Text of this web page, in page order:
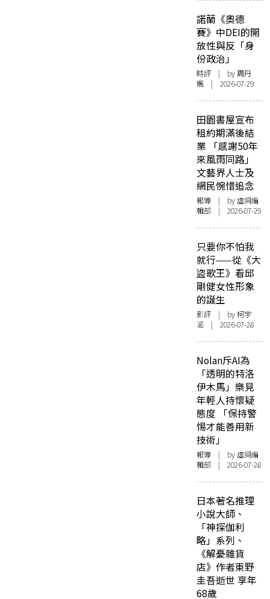
諾蘭《奧德
賽》中DEI的開
放性與反「身
份政治」
時評 | by周丹
楓 | 2026-07-29
田園書屋宣布
租約期滿後結
業 「感謝50年
來風雨同路」
文藝界人士及
網民惋惜追念
報導 | by 虛詞編
輯部 | 2026-07-29
只要你不怕我
就行——從《大
盜歌王》看邱
剛健女性形象
的誕生
影評 | by 柯宇
涵 | 2026-07-28
Nolan斥AI為
「透明的特洛
伊木馬」樂見
年輕人持懷疑
態度 「保持警
惕才能善用新
技術」
報導 | by 虛詞編
輯部 | 2026-07-28
日本著名推理
小說大師、
「神探伽利
略」系列、
《解憂雜貨
店》作者東野
圭吾逝世 享年
68歲